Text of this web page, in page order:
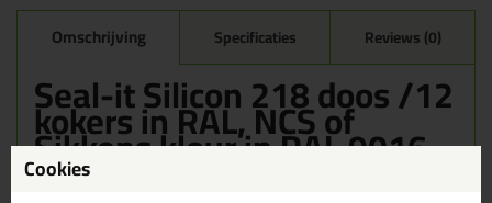
Omschrijving Specificaties Reviews (0)
Seal-it Silicon 218 doos /12
kokers in RAL, NCS of
Sikkens kleur in RAL 9016
Bestel de Seal-it Silicon 218 doos /12 kokers in RAL, NCS of
Cookies